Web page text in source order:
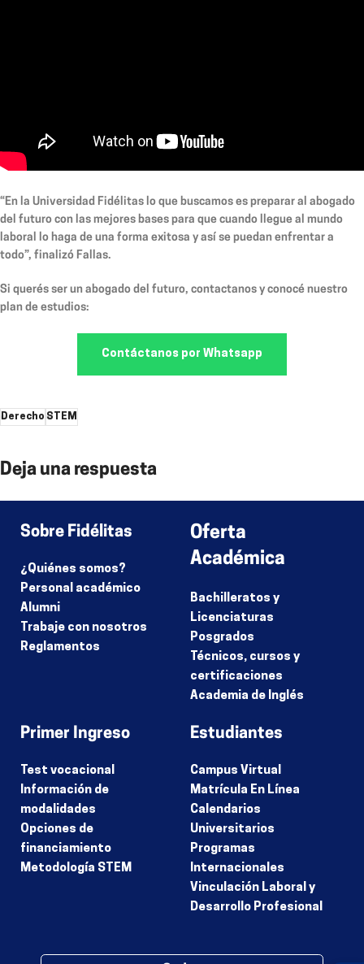
“En la Universidad Fidélitas lo que buscamos es preparar al abogado
del futuro con las mejores bases para que cuando llegue al mundo
laboral lo haga de una forma exitosa y así se puedan enfrentar a
todo”, finalizó Fallas.
Si querés ser un abogado del futuro, contactanos y conocé nuestro
plan de estudios:
Contáctanos por Whatsapp
Derecho STEM
Deja una respuesta
Sobre Fidélitas
¿Quiénes somos?
Personal académico
Alumni
Trabaje con nosotros
Reglamentos
Oferta
Académica
Bachilleratos y
Licenciaturas
Posgrados
Técnicos, cursos y
certificaciones
Academia de Inglés
Primer Ingreso
Test vocacional
Información de
modalidades
Opciones de
financiamiento
Metodología STEM
Estudiantes
Campus Virtual
Matrícula En Línea
Calendarios
Universitarios
Programas
Internacionales
Vinculación Laboral y
Desarrollo Profesional